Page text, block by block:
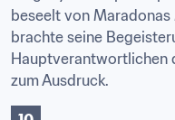
beseelt von
brachte seine
Hauptverantwortlichen
zum Ausdruck.